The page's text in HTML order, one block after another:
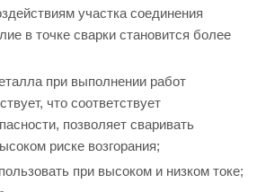
участка соединения
в точке сварки становится более
при выполнении работ
что соответствует
позволяет сваривать
риске возгорания;
при высоком и низком токе;